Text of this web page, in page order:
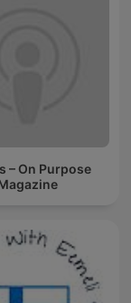
– On Purpose